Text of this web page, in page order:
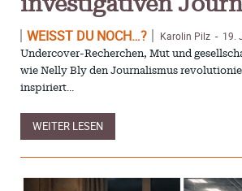
investigativen
WEISST DU NOCH…? Karolin Pilz - 19.
Undercover-Recherchen, Mut und
wie Nelly Bly den Journalismus
inspiriert…
WEITER LESEN